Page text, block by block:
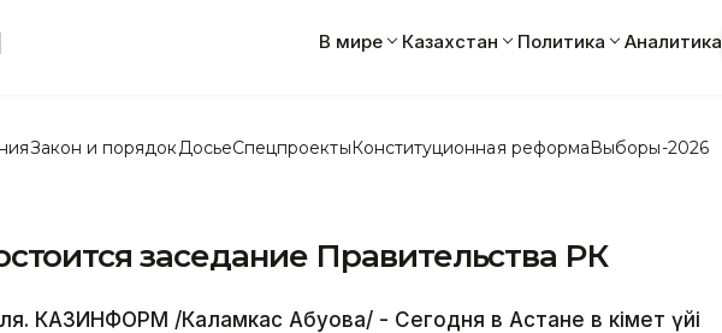
В мире Казахстан Политика Аналитика
Закон и порядок ДосьеСпецпроектыКонституционная реформаВыборы-2026
заседание Правительства РК
КАЗИНФОРМ /Каламкас Абуова/ - Сегодня в Астане в Үкімет үйі